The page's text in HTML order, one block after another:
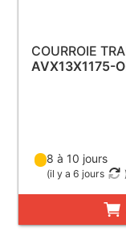
COURROIE
AVX13X1175-
8 à 10 jours
(il y a 6 jours )